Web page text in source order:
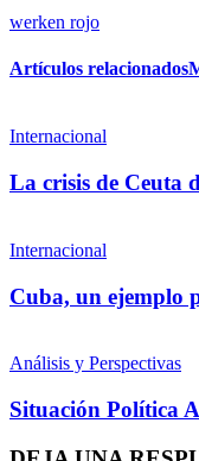
werken rojo
Artículos relacionados
Internacional
La crisis de Ceuta
Internacional
Cuba, un ejemplo
Análisis y Perspectivas
Situación Política